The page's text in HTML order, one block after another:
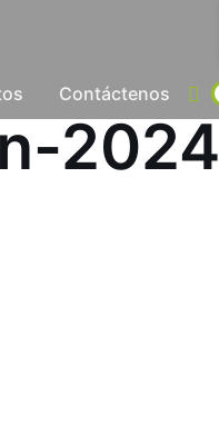
Contáctenos
2024